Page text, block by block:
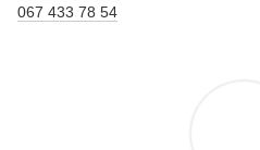
067 433 78 54